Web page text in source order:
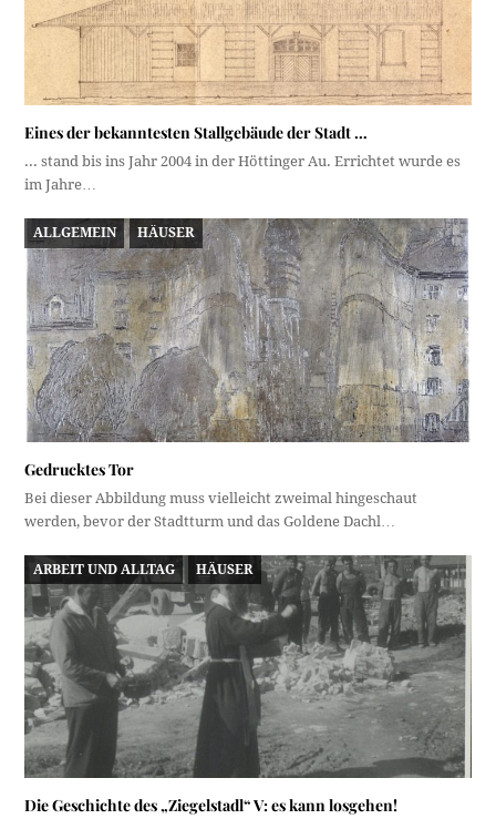
Eines der bekanntesten Stallgebäude der Stadt …
... stand bis ins Jahr 2004 in der Höttinger Au. Errichtet wurde es
im Jahre…
ALLGEMEIN HÄUSER
Gedrucktes Tor
Bei dieser Abbildung muss vielleicht zweimal hingeschaut
werden, bevor der Stadtturm und das Goldene Dachl…
ARBEIT UND ALLTAG HÄUSER
Die Geschichte des „Ziegelstadl“ V: es kann losgehen!